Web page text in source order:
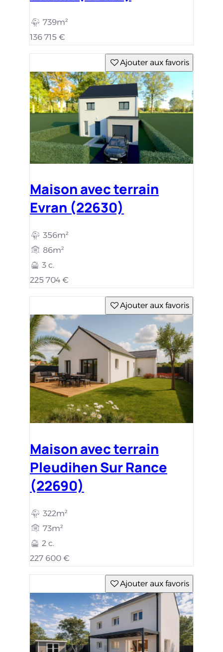
739m²
136 715 €
Ajouter aux favoris
Maison avec terrain
Evran (22630)
356m²
86m²
3 c.
225 704 €
Ajouter aux favoris
Maison avec terrain
Pleudihen Sur Rance
(22690)
322m²
73m²
2 c.
227 600 €
Ajouter aux favoris